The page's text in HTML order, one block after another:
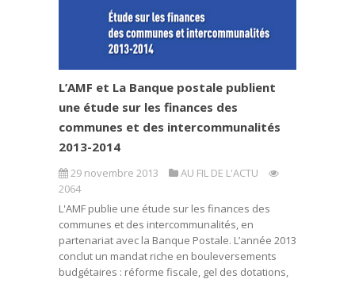
L’AMF et La Banque postale publient
une étude sur les finances des
communes et des intercommunalités
2013-2014
29 novembre 2013
AU FIL DE L'ACTU
2064
L'AMF publie une étude sur les finances des
communes et des intercommunalités, en
partenariat avec la Banque Postale. L’année 2013
conclut un mandat riche en bouleversements
budgétaires : réforme fiscale, gel des dotations,